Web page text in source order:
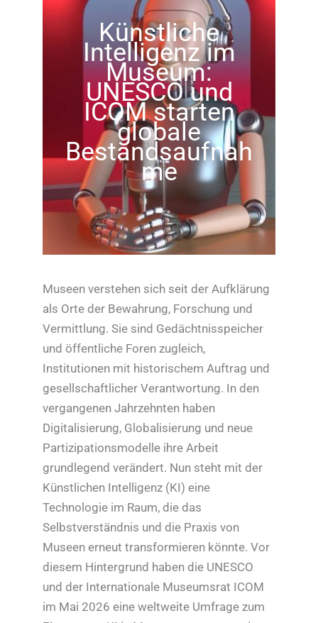
Künstliche
Intelligenz im
Museum:
UNESCO und
ICOM starten
globale
Bestandsaufnah
me
Museen verstehen sich seit der Aufklärung
als Orte der Bewahrung, Forschung und
Vermittlung. Sie sind Gedächtnisspeicher
und öffentliche Foren zugleich,
Institutionen mit historischem Auftrag und
gesellschaftlicher Verantwortung. In den
vergangenen Jahrzehnten haben
Digitalisierung, Globalisierung und neue
Partizipationsmodelle ihre Arbeit
grundlegend verändert. Nun steht mit der
Künstlichen Intelligenz (KI) eine
Technologie im Raum, die das
Selbstverständnis und die Praxis von
Museen erneut transformieren könnte. Vor
diesem Hintergrund haben die UNESCO
und der Internationale Museumsrat ICOM
im Mai 2026 eine weltweite Umfrage zum